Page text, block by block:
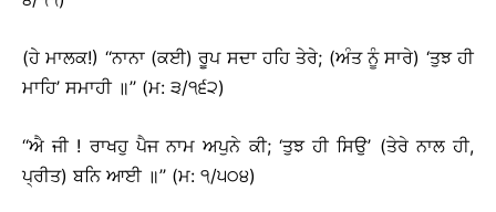
(ਹੇ ਮਾਲਕ!) ‘‘ਨਾਨਾ (ਕਈ) ਰੂਪ ਸਦਾ ਹਹਿ ਤੇਰੇ; (ਅੰਤ ਨੂੰ ਸਾਰੇ) ‘ਤੁਝ ਹੀ
ਮਾਹਿ’ ਸਮਾਹੀ ॥’’ (ਮ: ੩/੧੬੨)
‘‘ਐ ਜੀ ! ਰਾਖਹੁ ਪੈਜ ਨਾਮ ਅਪੁਨੇ ਕੀ; ‘ਤੁਝ ਹੀ ਸਿਉ’ (ਤੇਰੇ ਨਾਲ ਹੀ,
ਪ੍ਰੀਤ) ਬਨਿ ਆਈ ॥’’ (ਮ: ੧/੫੦੪)